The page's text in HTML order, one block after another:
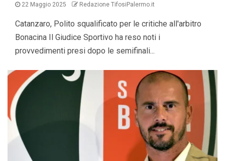
22 Maggio 2025 Redazione TifosiPalermo.it
Catanzaro, Polito squalificato per le critiche all'arbitro
Bonacina Il Giudice Sportivo ha reso noti i
provvedimenti presi dopo le semifinali...